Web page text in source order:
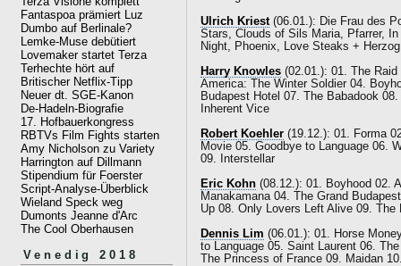
Fantaspoa prämiert Luz
Dumbo auf Berlinale?
Lemke-Muse debütiert
Lovemaker startet Terza
Terhechte hört auf
Britischer Netflix-Tipp
Neuer dt. SGE-Kanon
De-Hadeln-Biografie
17. Hofbauerkongress
RBTVs Film Fights starten
Amy Nicholson zu Variety
Harrington auf Dillmann
Stipendium für Foerster
Script-Analyse-Überblick
Wieland Speck weg
Dumonts Jeanne d'Arc
The Cool Oberhausen
Venedig 2018
Ulrich Kriest(06.01.): Die Frau des
Stars, Clouds of Sils Maria, Pfarrer,
Night, Phoenix, Love Steaks +
Harry Knowles (02.01.): 01. The
America: The Winter Soldier 04.
Budapest Hotel 07. The Babadook
Inherent Vice
Robert Koehler (19.12.): 01. Forma
Movie 05. Goodbye to Language 06.
09. Interstellar
Eric Kohn (08.12.): 01. Boyhood 02.
Manakamana 04. The Grand
Up 08. Only Lovers Left Alive 09. The
Dennis Lim (06.01.): 01. Horse
to Language 05. Saint Laurent 06.
The Princess of France 09. Maidan